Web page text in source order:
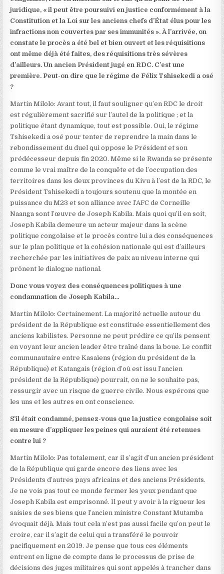
juridique, « il peut être poursuivi en justice conformément à la
Constitution et la Loi sur les anciens chefs d’État élus pour les
infractions non couvertes par ses immunités ». À l’arrivée, on
constate le procès a été bel et bien ouvert et les réquisitions
ont même déjà été faites, des réquisitions très sévères
d’ailleurs. Un ancien Président jugé en RDC. C’est une
première. Peut-on dire que le régime de Félix Tshisekedi a osé
?
Martin Milolo: Avant tout, il faut souligner qu’en RDC le droit
est régulièrement sacrifié sur l’autel de la politique ; et la
politique étant dynamique, tout est possible. Oui, le régime
Tshisekedi a osé pour tenter de reprendre la main dans le
rebondissement du duel qui oppose le Président et son
prédécesseur depuis fin 2020. Même si le Rwanda se présente
comme le vrai maître de la conquête et de l’occupation des
territoires dans les deux provinces du Kivu à l’est de la RDC, le
Président Tshisekedi a toujours soutenu que la montée en
puissance du M23 et son alliance avec l’AFC de Corneille
Naanga sont l’œuvre de Joseph Kabila. Mais quoi qu’il en soit,
Joseph Kabila demeure un acteur majeur dans la scène
politique congolaise et le procès contre lui a des conséquences
sur le plan politique et la cohésion nationale qui est d’ailleurs
recherchée par les initiatives de paix au niveau interne qui
prônent le dialogue national.
Donc vous voyez des conséquences politiques à une
condamnation de Joseph Kabila…
Martin Milolo: Certainement. La majorité actuelle autour du
président de la République est constituée essentiellement des
anciens kabilistes. Personne ne peut prédire ce qu’ils pensent
en voyant leur ancien leader être traîné dans la boue. Le conflit
communautaire entre Kasaïens (région du président de la
République) et Katangais (région d’où est issu l’ancien
président de la République) pourrait, on ne le souhaite pas,
ressurgir avec un risque de guerre civile. Nous espérons que
les uns et les autres en ont conscience.
S’il était condamné, pensez-vous que la justice congolaise soit
en mesure d’appliquer les peines qui auraient été retenues
contre lui ?
Martin Milolo: Pas totalement, car il s’agit d’un ancien président
de la République qui garde encore des liens avec les
Présidents d’autres pays africains et des anciens Présidents.
Je ne vois pas tout ce monde fermer les yeux pendant que
Joseph Kabila est emprisonné. Il peut y avoir à la rigueur les
saisies de ses biens que l’ancien ministre Constant Mutamba
évoquait déjà. Mais tout cela n’est pas aussi facile qu’on peut le
croire, car il s’agit de celui qui a transféré le pouvoir
pacifiquement en 2019. Je pense que tous ces éléments
entrent en ligne de compte dans le processus de prise de
décisions des juges militaires qui sont appelés à trancher dans